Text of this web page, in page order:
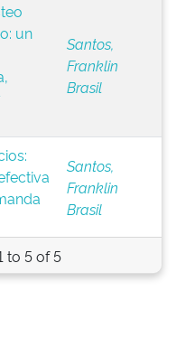
un
Santos,
Franklin
Brasil
Santos,
Franklin
Brasil
to 5 of 5